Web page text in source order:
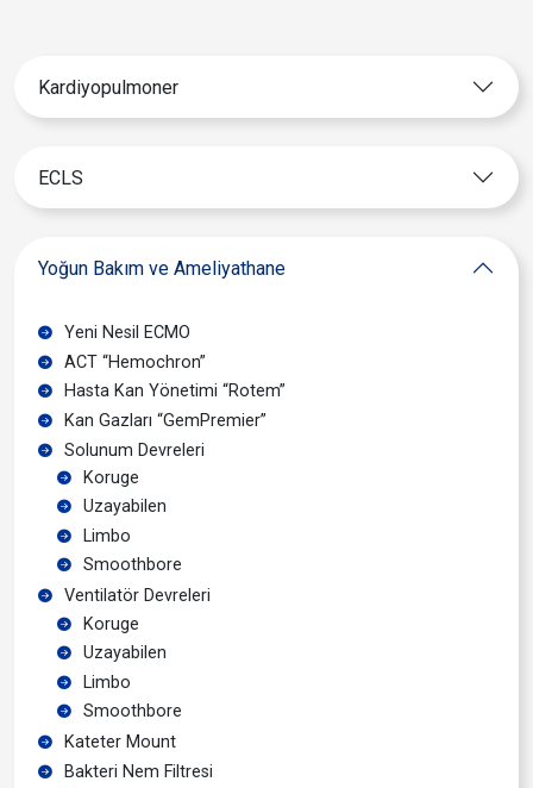
Kardiyopulmoner
ECLS
Yoğun Bakım ve Ameliyathane
Yeni Nesil ECMO
ACT “Hemochron”
Hasta Kan Yönetimi “Rotem”
Kan Gazları “GemPremier”
Solunum Devreleri
Koruge
Uzayabilen
Limbo
Smoothbore
Ventilatör Devreleri
Koruge
Uzayabilen
Limbo
Smoothbore
Kateter Mount
Bakteri Nem Filtresi